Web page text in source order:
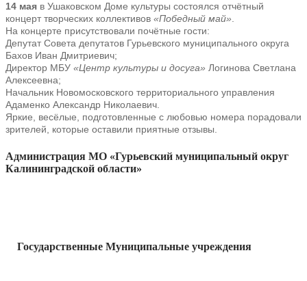
14 мая в Ушаковском Доме культуры состоялся отчётный
концерт творческих коллективов «Победный май».
На концерте присутствовали почётные гости:
Депутат Совета депутатов Гурьевского муниципального округа
Бахов Иван Дмитриевич;
Директор МБУ «Центр культуры и досуга» Логинова Светлана
Алексеевна;
Начальник Новомосковского территориального управления
Адаменко Александр Николаевич.
Яркие, весёлые, подготовленные с любовью номера порадовали
зрителей, которые оставили приятные отзывы.
Администрация МО «Гурьевский муниципальный округ
Калининградской области»
Государственные Муниципальные учреждения